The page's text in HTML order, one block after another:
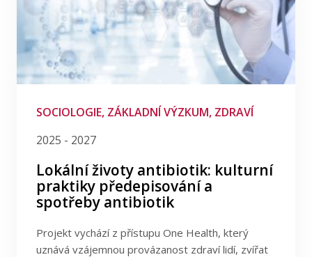
SOCIOLOGIE, ZÁKLADNÍ VÝZKUM, ZDRAVÍ
2025 - 2027
Lokální životy antibiotik: kulturní
praktiky předepisování a
spotřeby antibiotik
Projekt vychází z přístupu One Health, který
uznává vzájemnou provázanost zdraví lidí, zvířat